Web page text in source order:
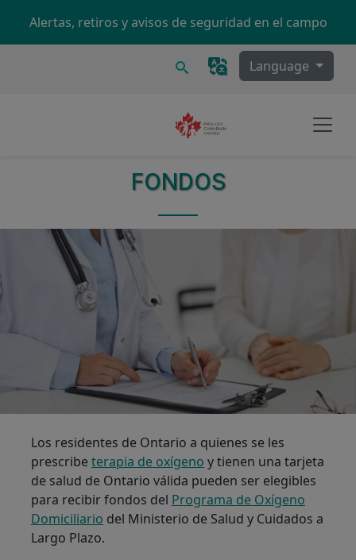
Alertas, retiros y avisos de seguridad en el campo
Buscar Language
FONDOS
Los residentes de Ontario a quienes se les
prescribe terapia de oxígeno y tienen una tarjeta
de salud de Ontario válida pueden ser elegibles
para recibir fondos del Programa de Oxígeno
Domiciliario del Ministerio de Salud y Cuidados a
Largo Plazo.